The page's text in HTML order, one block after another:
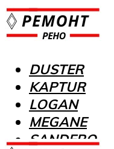
DUSTER
KAPTUR
LOGAN
MEGANE
SANDERO